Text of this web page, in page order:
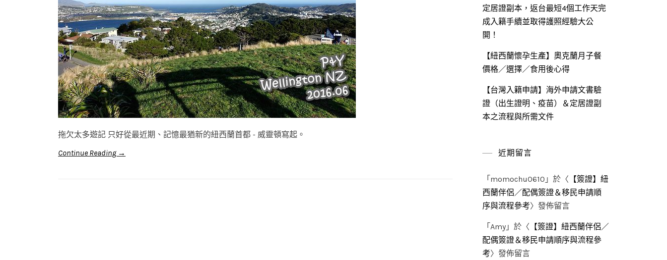
拖欠太多遊記 只好從最近期、記憶最猶新的紐西蘭首都 - 威靈頓寫起。
Continue Reading →
定居證副本，返台最短4個工作天完
成入籍手續並取得護照經驗大公
開！
【紐西蘭懷孕生產】奧克蘭月子餐
價格／選擇／食用後心得
【台灣入籍申請】海外申請文書驗
證（出生證明、疫苗）＆定居證副
本之流程與所需文件
近期留言
「 momochu0610 」於〈 【簽證】紐
西蘭伴侶／配偶簽證＆移民申請順
序與流程參考〉發佈留言
「 Amy 」於〈 【簽證】紐西蘭伴侶／
配偶簽證＆移民申請順序與流程參
考〉發佈留言